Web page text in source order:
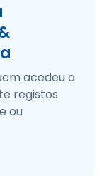
acedeu a
registos
ou